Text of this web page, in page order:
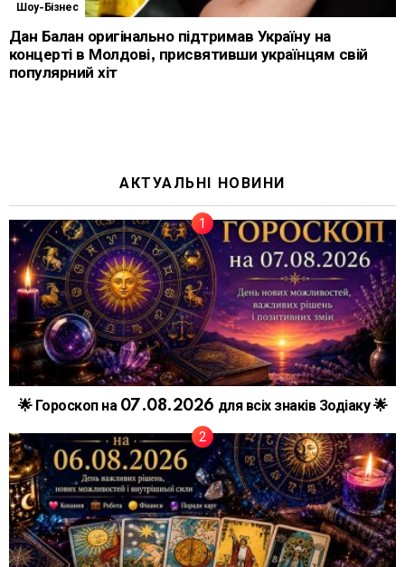
Шоу-Бізнес
Дан Балан оригінально підтримав Україну на
концерті в Молдові, присвятивши українцям свій
популярний хіт
АКТУАЛЬНІ НОВИНИ
🌟 Гороскоп на 07.08.2026 для всіх знаків Зодіаку 🌟